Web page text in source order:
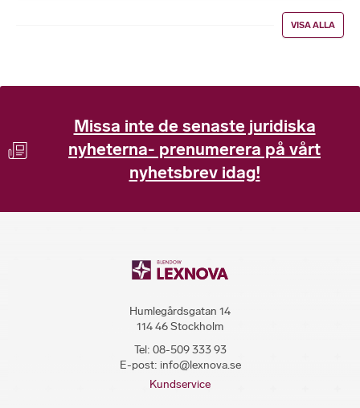
VISA ALLA
Missa inte de senaste juridiska
nyheterna- prenumerera på vårt
nyhetsbrev idag!
Humlegårdsgatan 14
114 46 Stockholm
Tel: 08-509 333 93
E-post: info@lexnova.se
Kundservice